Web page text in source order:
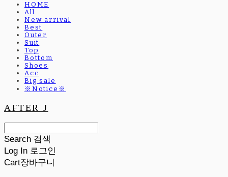
HOME
All
New arrival
Best
Outer
Suit
Top
Bottom
Shoes
Acc
Big sale
※Notice※
AFTER J
Search 검색
Log In 로그인
Cart장바구니